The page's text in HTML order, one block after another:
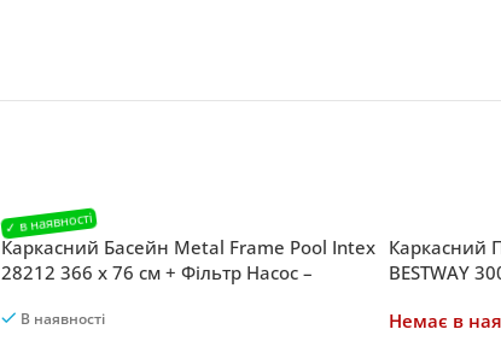
Каркасний Басейн Metal Frame Pool Intex
28212 366 x 76 см + Фільтр Насос –
В наявності
Каркасний
BESTWAY
Немає в